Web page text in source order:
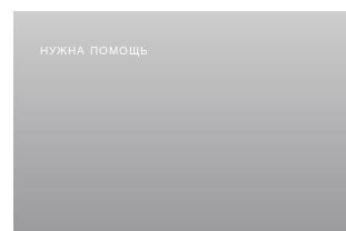
НУЖНА ПОМОЩЬ